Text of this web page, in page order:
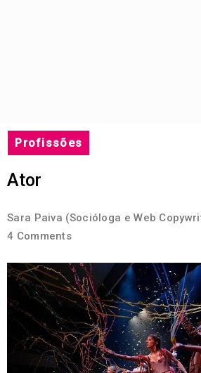
Profissões
Ator
Sara Paiva (Socióloga e Web
4 Comments